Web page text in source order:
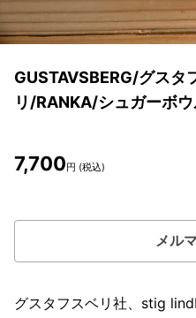
GUSTAVSBERG/グスタ
リ/RANKA/シュガーボ
7,700円 (税込)
メル
グスタフスベリ社、stig